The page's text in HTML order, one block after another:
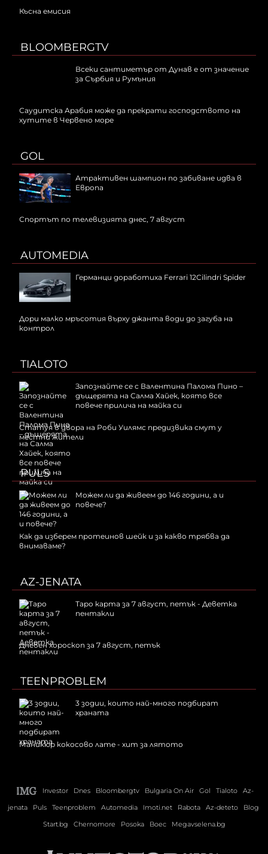
Късна емисия
BLOOMBERGTV
Всеки сантиметър от Дунав е от значение
за Сърбия и Румъния
Саудитска Арабия може да прекрати господството на
хутите в Червено море
GOL
Атрактивен шампион по забиване идва в
Европа
Спортът по телевизията днес, 7 август
AUTOMEDIA
Германци доработиха Ferrari 12Cilindri Spider
Дори малко мръсотия върху джанта води до загуба на
контрол
TIALOTO
Запознайте се с Валентина Палома Пино –
дъщерята на Салма Хайек, която все
повече прилича на майка си
Статуя в двора на Роби Уилямс предизвика смут у
местни жители
PULS
Можем ли да живеем до 146 години, а и
повече?
Как да изберем протеинов шейк и за какво трябва да
внимаваме?
AZ-JENATA
Таро карта за 7 август, петък - Деветка
пентакли
Дневен хороскоп за 7 август, петък
TEENPROBLEM
3 зодии, които най-много подбират
храната
Маникюр кокосово лате - хит за лятото
Investor Dnes Bloombergtv Bulgaria On Air Gol Tialoto
Az-
jenata
Puls Teenproblem Automedia Imoti.net Rabota Az-deteto
Blog
Start.bg
Chernomore Posoka Boec Megavselena.bg